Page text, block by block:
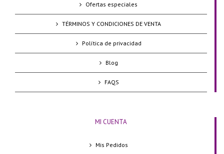
Ofertas especiales
TÉRMINOS Y CONDICIONES DE VENTA
Política de privacidad
Blog
FAQS
MI CUENTA
Mis Pedidos